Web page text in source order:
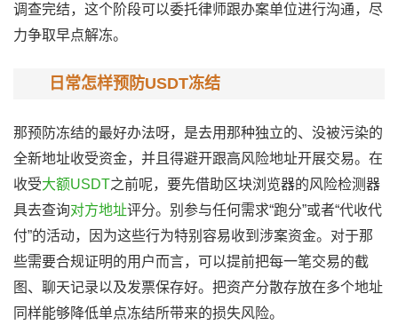
调查完结，这个阶段可以委托律师跟办案单位进行沟通，尽
力争取早点解冻。
日常怎样预防USDT冻结
那预防冻结的最好办法呀，是去用那种独立的、没被污染的
全新地址收受资金，并且得避开跟高风险地址开展交易。在
收受大额USDT之前呢，要先借助区块浏览器的风险检测器
具去查询对方地址评分。别参与任何需求“跑分”或者“代收代
付”的活动，因为这些行为特别容易收到涉案资金。对于那
些需要合规证明的用户而言，可以提前把每一笔交易的截
图、聊天记录以及发票保存好。把资产分散存放在多个地址
同样能够降低单点冻结所带来的损失风险。